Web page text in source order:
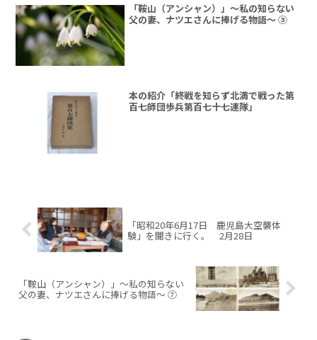
「鞍山（アンシャン）」～私の知らない
父の妻、ナツエさんに捧げる物語～ ③
本の紹介「終戦を知らず北満で戦った第
百七師団歩兵第百七十七連隊」
「昭和20年6月17日 鹿児島大空襲体
験」を聞きに行く。 2月28日
「鞍山（アンシャン）」～私の知らない
父の妻、ナツエさんに捧げる物語～ ⑦